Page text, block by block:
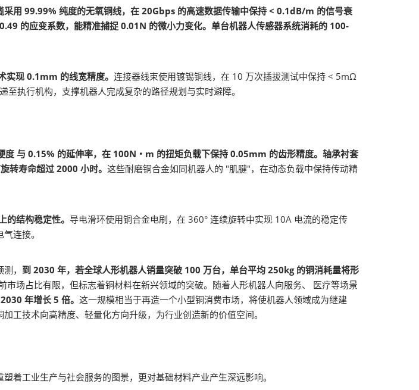
采用 99.99% 纯度的无氧铜线，在 20Gbps 的高速数据传输中保持 < 0.1dB/m 的信号衰
的应变系数，能精准捕捉 0.01N 的微小力变化。单台机器人传感器系统消耗的 100-
现 0.1mm 的线宽精度。 连接器线束使用镀锡铜线，在 10 万次插拔测试中保持 < 5mΩ
执行机构，支撑机器人完成复杂的路径规划与实时避障。
与 0.15% 的延伸率，在 100N・m 的扭矩负载下保持 0.05mm 的齿形精度。轴承衬套
转寿命超过 2000 小时。 这些耐磨铜合金如同机器人的 "肌腱"，在动态负载中保持传动精
结构稳定性。 导电滑环使用铜合金电刷，在 360° 连续旋转中实现 10A 电流的稳定传
连接。
， 到 2030 年，若全球人形机器人销量突破 100 万台，单台平均 250kg 的铜消耗量将形
市场占比有限，但标志着铜材料在新兴领域的突破。随着人形机器人向服务、 医疗等场景
年增长 5 倍。 这一规模相当于再造一个小型铜消费市场，将使机器人领域成为继建
工技术向高精度、轻量化方向升级，为行业创造新的价值空间。
着工业生产与社会服务的图景，更对基础材料产业产生深远影响。